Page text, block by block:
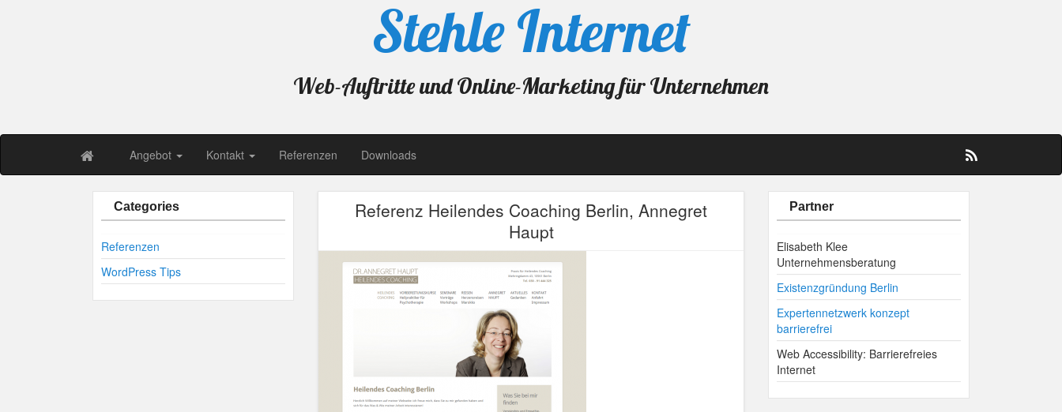
Stehle Internet
Web-Auftritte und Online-Marketing für Unternehmen
Angebot Kontakt Referenzen Downloads
Categories
Referenzen
WordPress Tips
Referenz Heilendes Coaching Berlin, Annegret
Haupt
Partner
Elisabeth Klee
Unternehmensberatung
Existenzgründung Berlin
Expertennetzwerk konzept
barrierefrei
Web Accessibility: Barrierefreies
Internet